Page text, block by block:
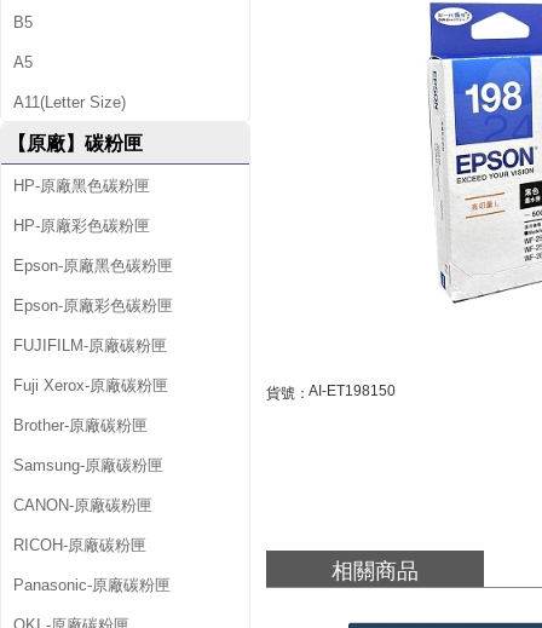
C
1
3
T
1
9
8
1
5
0
N
O
B5
A5
A11(Letter Size)
【原廠】碳粉匣
HP-原廠黑色碳粉匣
HP-原廠彩色碳粉匣
Epson-原廠黑色碳粉匣
Epson-原廠彩色碳粉匣
FUJIFILM-原廠碳粉匣
Fuji Xerox-原廠碳粉匣
Brother-原廠碳粉匣
Samsung-原廠碳粉匣
CANON-原廠碳粉匣
RICOH-原廠碳粉匣
Panasonic-原廠碳粉匣
貨號：AI-ET198150
相關商品